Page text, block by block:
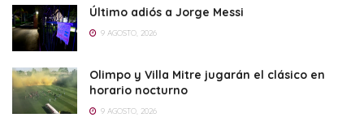
Último adiós a Jorge Messi
9 AGOSTO, 2026
Olimpo y Villa Mitre jugarán el clásico en
horario nocturno
9 AGOSTO, 2026